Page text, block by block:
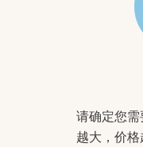
请确定您
越大，价